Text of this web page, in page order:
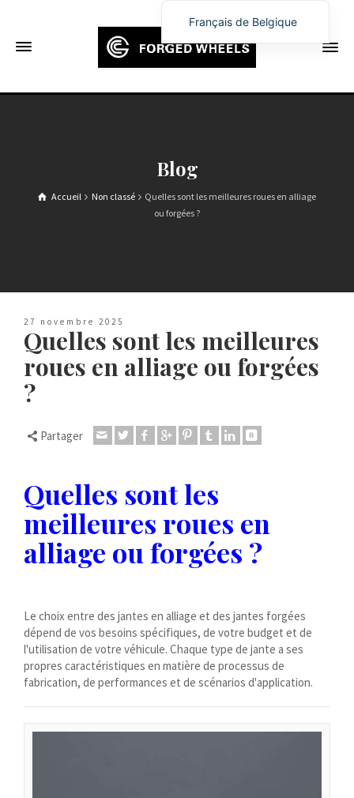
Blog
Accueil Non classé
Quelles sont les meilleures roues en alliage
ou forgées ?
27 novembre 2025
Quelles sont les meilleures
roues en alliage ou forgées
?
Partager
Quelles sont les
meilleures roues en
alliage ou forgées ?
Le choix entre des jantes en alliage et des jantes forgées
dépend de vos besoins spécifiques, de votre budget et de
l'utilisation de votre véhicule. Chaque type de jante a ses
propres caractéristiques en matière de processus de
fabrication, de performances et de scénarios d'application.
Français de Belgique
English
Русский
العربية
Čeština
Dansk
Latviešu valoda
Svenska
Slovenščina
Română
ไทย
Српски језик
Norsk bokmål
Македонски јазик